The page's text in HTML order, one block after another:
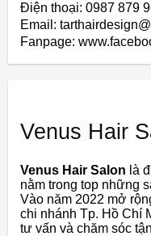
Điện thoại: 0987 879
Email:
Fanpage:
Venus Hair
Venus Hair Salon là
nằm trong top những
Vào năm 2022 mở
chi nhánh Tp. Hồ Chí
tư vấn và chăm sóc